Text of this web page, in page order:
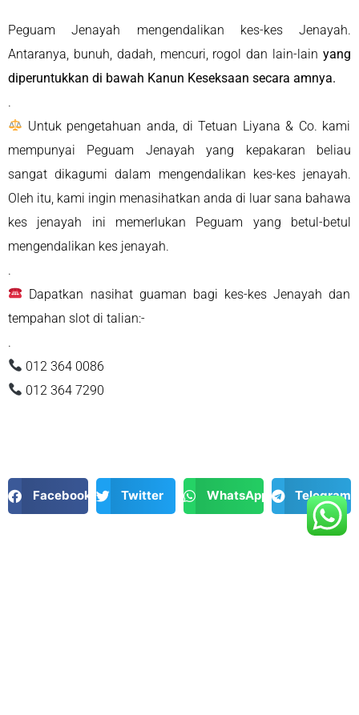
Peguam Jenayah mengendalikan kes-kes Jenayah.
Antaranya, bunuh, dadah, mencuri, rogol dan lain-lain yang
diperuntukkan di bawah Kanun Keseksaan secara amnya.
.
Untuk pengetahuan anda, di Tetuan Liyana & Co. kami
mempunyai Peguam Jenayah yang kepakaran beliau
sangat dikagumi dalam mengendalikan kes-kes jenayah.
Oleh itu, kami ingin menasihatkan anda di luar sana bahawa
kes jenayah ini memerlukan Peguam yang betul-betul
mengendalikan kes jenayah.
.
Dapatkan nasihat guaman bagi kes-kes Jenayah dan
tempahan slot di talian:-
.
012 364 0086
012 364 7290
Facebook Twitter WhatsApp Telegram